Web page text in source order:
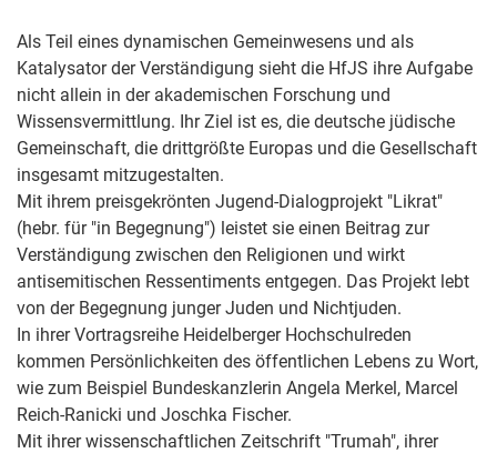
Als Teil eines dynamischen Gemeinwesens und als
Katalysator der Verständigung sieht die HfJS ihre Aufgabe
nicht allein in der akademischen Forschung und
Wissensvermittlung. Ihr Ziel ist es, die deutsche jüdische
Gemeinschaft, die drittgrößte Europas und die Gesellschaft
insgesamt mitzugestalten.
Mit ihrem preisgekrönten Jugend-Dialogprojekt "Likrat"
(hebr. für "in Begegnung") leistet sie einen Beitrag zur
Verständigung zwischen den Religionen und wirkt
antisemitischen Ressentiments entgegen. Das Projekt lebt
von der Begegnung junger Juden und Nichtjuden.
In ihrer Vortragsreihe Heidelberger Hochschulreden
kommen Persönlichkeiten des öffentlichen Lebens zu Wort,
wie zum Beispiel Bundeskanzlerin Angela Merkel, Marcel
Reich-Ranicki und Joschka Fischer.
Mit ihrer wissenschaftlichen Zeitschrift "Trumah", ihrer